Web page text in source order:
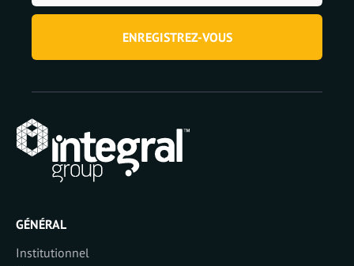
ENREGISTREZ-VOUS
GÉNÉRAL
Institutionnel